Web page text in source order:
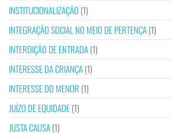
INSTITUCIONALIZAÇÃO (1)
INTEGRAÇÃO SOCIAL NO MEIO DE PERTENÇA(1)
INTERDIÇÃO DE ENTRADA(1)
INTERESSE DA CRIANÇA(1)
INTERESSE DO MENOR (1)
JUÍZO DE EQUIDADE(1)
JUSTA CAUSA(1)